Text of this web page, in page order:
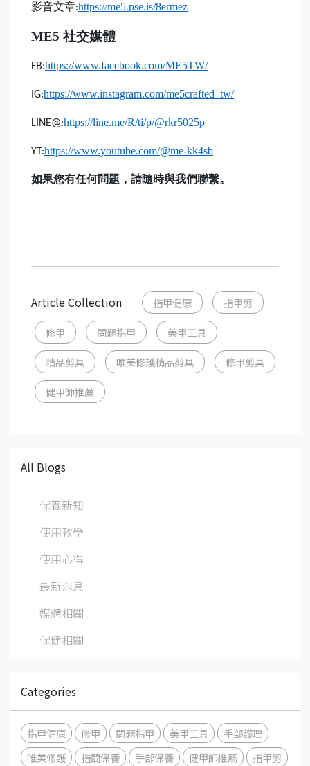
影音文章:https://me5.pse.is/8ermez
ME5 社交媒體
FB:https://www.facebook.com/ME5TW/
IG:https://www.instagram.com/me5crafted_tw/
LINE@:https://line.me/R/ti/p/@rkr5025p
YT:https://www.youtube.com/@me-kk4sb
如果您有任何問題，請隨時與我們聯繫。
Article Collection 指甲健康 指甲剪
修甲 問題指甲 美甲工具
精品剪具 唯美修護精品剪具 修甲剪具
健甲師推薦
All Blogs
保養新知
使用教學
使用心得
最新消息
媒體相關
保健相關
Categories
指甲健康 修甲 問題指甲 美甲工具
手部護理
唯美修護
指間保養 手部保養 健甲師推薦
指甲剪